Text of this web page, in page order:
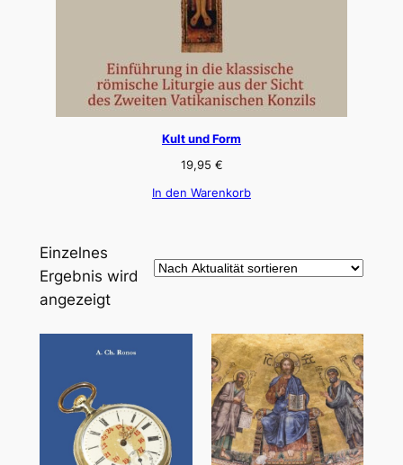
Kult und Form
19,95 €
In den Warenkorb
Einzelnes
Ergebnis wird
angezeigt